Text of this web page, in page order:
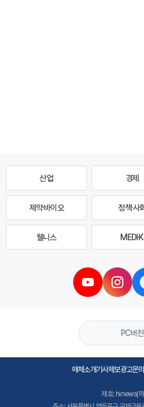
산업 경제
제약·바이오 정책·사회
웰니스 MEDI·K
PC버전
매체소개기사제보광고문의
제호: hinews(